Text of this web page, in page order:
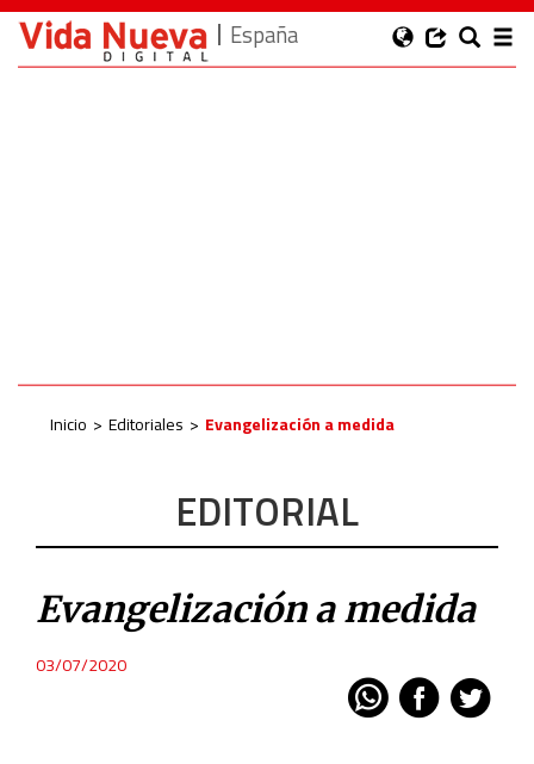
España
Inicio Editoriales Evangelización a medida
EDITORIAL
Evangelización a medida
03/07/2020